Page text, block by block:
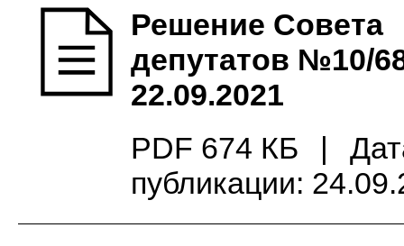
Решение Совета
депутатов №10/
22.09.2021
PDF 674 КБ
|
публикации: